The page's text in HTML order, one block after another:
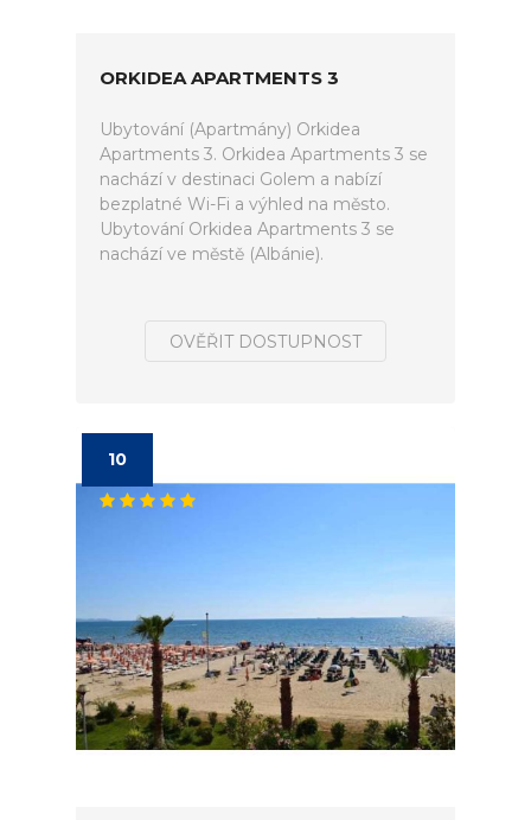
ORKIDEA APARTMENTS 3
Ubytování (Apartmány) Orkidea
Apartments 3. Orkidea Apartments 3 se
nachází v destinaci Golem a nabízí
bezplatné Wi-Fi a výhled na město.
Ubytování Orkidea Apartments 3 se
nachází ve městě (Albánie).
OVĚŘIT DOSTUPNOST
10